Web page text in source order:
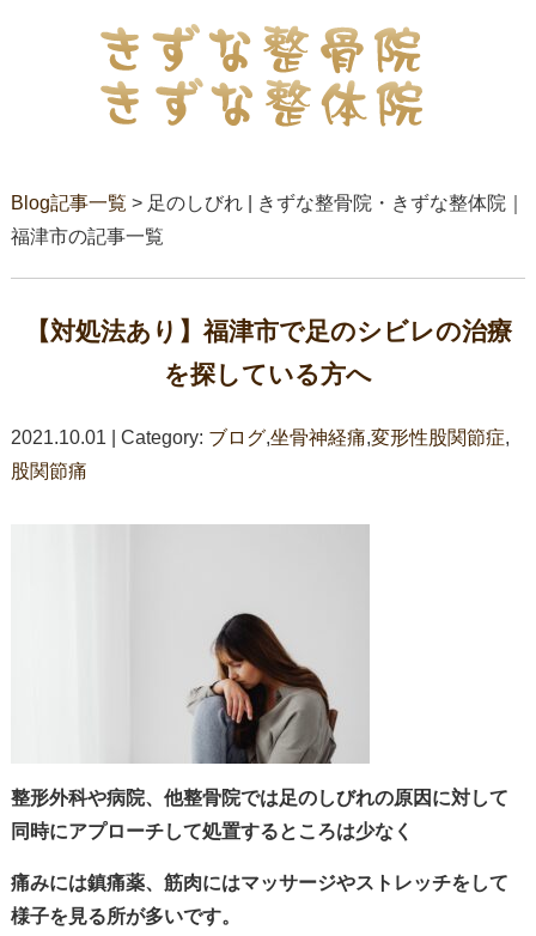
Blog記事一覧 > 足のしびれ | きずな整骨院・きずな整体院｜
福津市の記事一覧
【対処法あり】福津市で足のシビレの治療
を探している方へ
2021.10.01 | Category: ブログ,坐骨神経痛,変形性股関節症,
股関節痛
整形外科や病院、他整骨院では足のしびれの原因に対して
同時にアプローチして処置するところは少なく
痛みには鎮痛薬、筋肉にはマッサージやストレッチをして
様子を見る所が多いです。